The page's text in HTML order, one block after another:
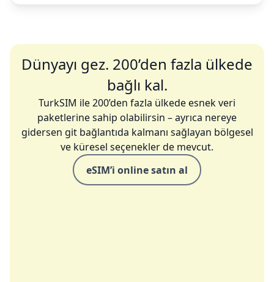
Dünyayı gez. 200’den fazla ülkede
bağlı kal.
TurkSIM ile 200’den fazla ülkede esnek veri
paketlerine sahip olabilirsin – ayrıca nereye
gidersen git bağlantıda kalmanı sağlayan bölgesel
ve küresel seçenekler de mevcut.
eSIM’i online satın al